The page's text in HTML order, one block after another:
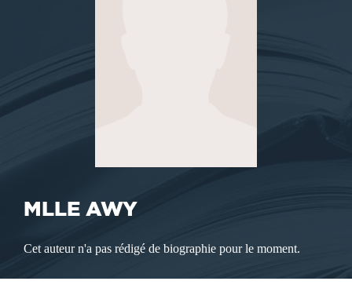
MLLE AWY
Cet auteur n'a pas rédigé de biographie pour le moment.